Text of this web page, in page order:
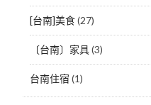
[台南]美食(27)
〔台南〕家具(3)
台南住宿 (1)